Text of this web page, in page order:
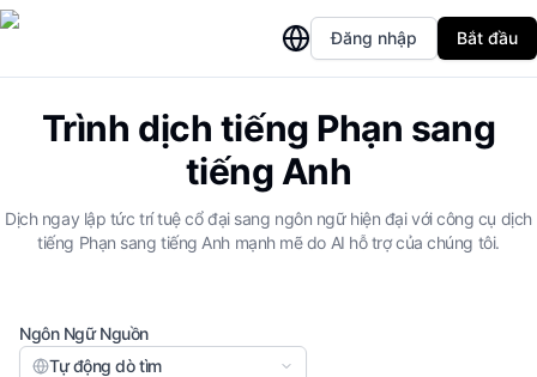
Đăng nhập Bắt đầu
Trình dịch tiếng Phạn sang
tiếng Anh
Dịch ngay lập tức trí tuệ cổ đại sang ngôn ngữ hiện đại với công cụ dịch
tiếng Phạn sang tiếng Anh mạnh mẽ do AI hỗ trợ của chúng tôi.
Ngôn Ngữ Nguồn
Tự động dò tìm